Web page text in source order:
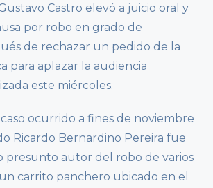
Castro elevó a juicio oral y
por robo en grado de
de rechazar un pedido de la
para aplazar la audiencia
este miércoles.
ocurrido a fines de noviembre
Ricardo Bernardino Pereira fue
presunto autor del robo de varios
carrito panchero ubicado en el